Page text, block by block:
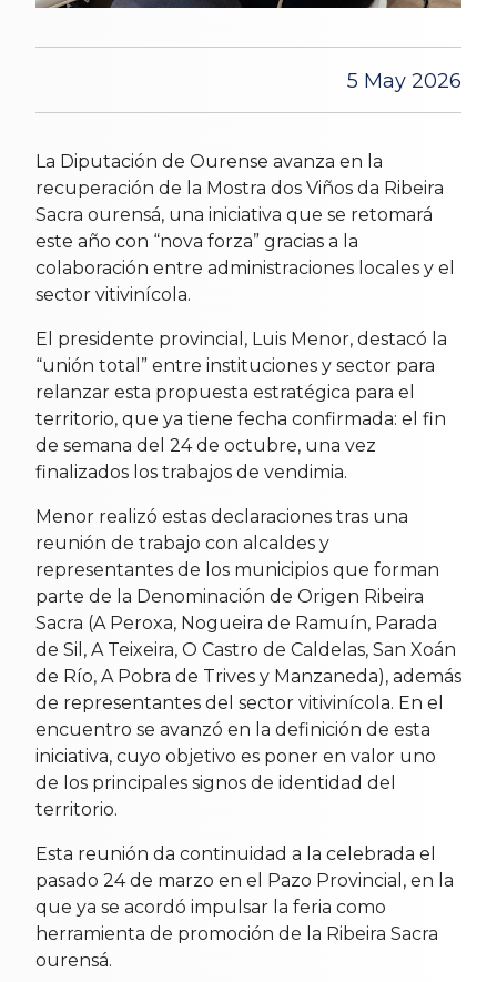
5 May 2026
La Diputación de Ourense avanza en la
recuperación de la Mostra dos Viños da Ribeira
Sacra ourensá, una iniciativa que se retomará
este año con “nova forza” gracias a la
colaboración entre administraciones locales y el
sector vitivinícola.
El presidente provincial, Luis Menor, destacó la
“unión total” entre instituciones y sector para
relanzar esta propuesta estratégica para el
territorio, que ya tiene fecha confirmada: el fin
de semana del 24 de octubre, una vez
finalizados los trabajos de vendimia.
Menor realizó estas declaraciones tras una
reunión de trabajo con alcaldes y
representantes de los municipios que forman
parte de la Denominación de Origen Ribeira
Sacra (A Peroxa, Nogueira de Ramuín, Parada
de Sil, A Teixeira, O Castro de Caldelas, San Xoán
de Río, A Pobra de Trives y Manzaneda), además
de representantes del sector vitivinícola. En el
encuentro se avanzó en la definición de esta
iniciativa, cuyo objetivo es poner en valor uno
de los principales signos de identidad del
territorio.
Esta reunión da continuidad a la celebrada el
pasado 24 de marzo en el Pazo Provincial, en la
que ya se acordó impulsar la feria como
herramienta de promoción de la Ribeira Sacra
ourensá.